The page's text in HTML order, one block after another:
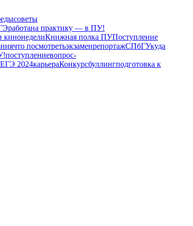
советы
работана практику — в ПУ!
кинонеделиКнижная полка ПУПоступление
что посмотретьэкзаменрепортажСПбГУкуда
поступлениевопрос-
ЕГЭ 2024карьераКонкурсбуллингподготовка к